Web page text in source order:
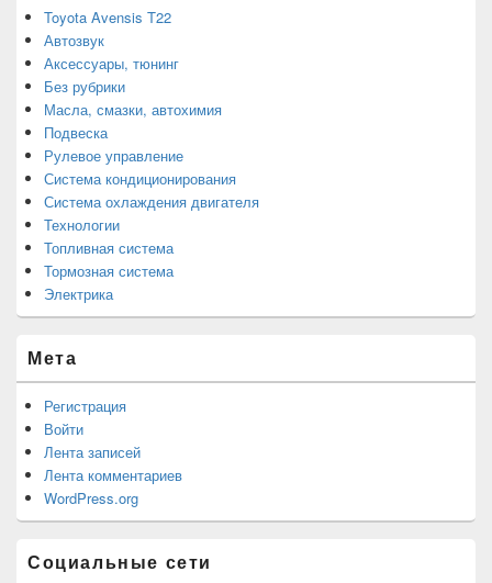
Toyota Avensis T22
Автозвук
Аксессуары, тюнинг
Без рубрики
Масла, смазки, автохимия
Подвеска
Рулевое управление
Система кондиционирования
Система охлаждения двигателя
Технологии
Топливная система
Тормозная система
Электрика
Мета
Регистрация
Войти
Лента записей
Лента комментариев
WordPress.org
Социальные сети